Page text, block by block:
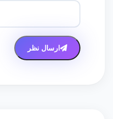
ارسال نظر